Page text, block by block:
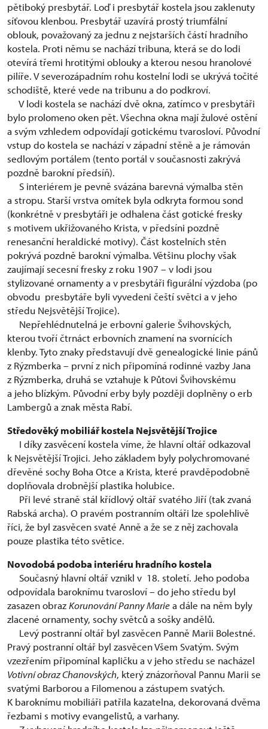
pětiboký presbytář. Loď i presbytář kostela jsou zaklenuty
síťovou klenbou. Presbytář uzavírá prostý triumfální
oblouk, považovaný za jednu z nejstarších částí hradního
kostela. Proti němu se nachází tribuna, která se do lodi
otevírá třemi hrotitými oblouky a kterou nesou hranolové
pilíře. V severozápadním rohu kostelní lodi se ukrývá točité
schodiště, které vede na tribunu a do podkroví.
V lodi kostela se nachází dvě okna, zatímco v presbytáři
bylo prolomeno oken pět. Všechna okna mají žulové ostění
a svým vzhledem odpovídají gotickému tvarosloví. Původní
vstup do kostela se nachází v západní stěně a je rámován
sedlovým portálem (tento portál v současnosti zakrývá
pozdně barokní předsíň).
S interiérem je pevně svázána barevná výmalba stěn
a stropu. Starší vrstva omítek byla odkryta formou sond
(konkrétně v presbytáři je odhalena část gotické fresky
s motivem ukřižovaného Krista, v předsíni pozdně
renesanční heraldické motivy). Část kostelních stěn
pokrývá pozdně barokní výmalba. Většinu plochy však
zaujímají secesní fresky z roku 1907 – v lodi jsou
stylizované ornamenty a v presbytáři figurální výzdoba (po
obvodu presbytáře byli vyvedeni čeští světci a v jeho
středu Nejsvětější Trojice).
Nepřehlédnutelná je erbovní galerie Švihovských,
kterou tvoří čtrnáct erbovních znamení na svornících
klenby. Tyto znaky představují dvě genealogické linie pánů
z Rýzmberka – první z nich připomíná rodinné vazby Jana
z Rýzmberka, druhá se vztahuje k Půtovi Švihovskému
a jeho blízkým. Původní erby byly později doplněny o erb
Lambergů a znak města Rabí.
Středověký mobiliář kostela Nejsvětější Trojice
I díky zasvěcení kostela víme, že hlavní oltář odkazoval
k Nejsvětější Trojici. Jeho základem byly polychromované
dřevěné sochy Boha Otce a Krista, které pravděpodobně
doplňovala drobnější plastika holubice.
Při levé straně stál křídlový oltář svatého Jiří (tak zvaná
Rabská archa). O pravém postranním oltáři lze spolehlivě
říci, že byl zasvěcen svaté Anně a že se z něj zachovala
pouze plastika této světice.
Novodobá podoba interiéru hradního kostela
Současný hlavní oltář vznikl v 18. století. Jeho podoba
odpovídala baroknímu tvarosloví – do jeho středu byl
zasazen obrazKorunování Panny Mariea dále na něm byly
zlacené ornamenty, sochy světců a sošky andělů.
Levý postranní oltář byl zasvěcen Panně Marii Bolestné.
Pravý postranní oltář byl zasvěcen Všem Svatým. Svým
vzezřením připomínal kapličku a v jeho středu se nacházel
Votivní obraz Chanovských, který znázorňoval Pannu Marii se
svatými Barborou a Filomenou a zástupem svatých.
K baroknímu mobiliáři patřila kazatelna, dekorovaná dvěma
řezbami s motivy evangelistů, a varhany.